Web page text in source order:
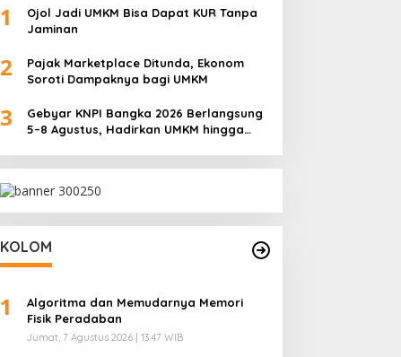
1
Ojol Jadi UMKM Bisa Dapat KUR Tanpa
Jaminan
2
Pajak Marketplace Ditunda, Ekonom
Soroti Dampaknya bagi UMKM
3
Gebyar KNPI Bangka 2026 Berlangsung
5–8 Agustus, Hadirkan UMKM hingga
KOLOM
1
Algoritma dan Memudarnya Memori
Fisik Peradaban
Jumat, 7 Agustus 2026 | 13:47 WIB